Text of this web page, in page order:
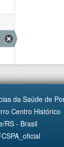
da Saúde de
Centro Histórico
RS - Brasil